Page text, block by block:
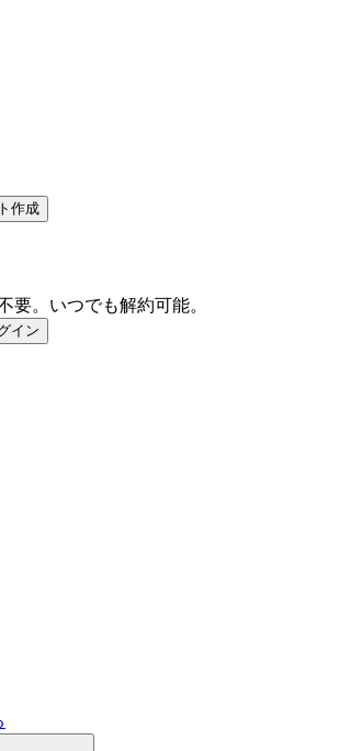
作成
要。いつでも解約可能。
イン